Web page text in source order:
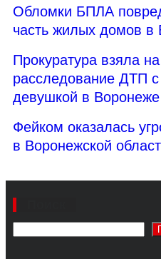
Обломки БПЛА
часть жилых домов в
Прокуратура взяла
расследование ДТП
девушкой в Воронеже
Фейком оказалась
в Воронежской